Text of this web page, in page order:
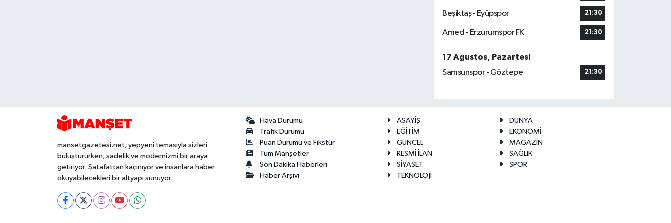
Beşiktaş - Eyüpspor 21:30
Amed - Erzurumspor FK 21:30
17 Ağustos, Pazartesi
Samsunspor - Göztepe
21:30
mansetgazetesi.net, yepyeni temasıyla sizleri
buluştururken, sadelik ve modernizmi bir araya
getiriyor. Şatafattan kaçınıyor ve insanlara haber
okuyabilecekleri bir altyapı sunuyor.
Hava Durumu
Trafik Durumu
Puan Durumu ve Fikstür
Tüm Manşetler
Son Dakika Haberleri
Haber Arşivi
ASAYİŞ
DÜNYA
EĞİTİM
EKONOMİ
GÜNCEL
MAGAZİN
RESMİ İLAN
SAĞLIK
SİYASET
SPOR
TEKNOLOJİ